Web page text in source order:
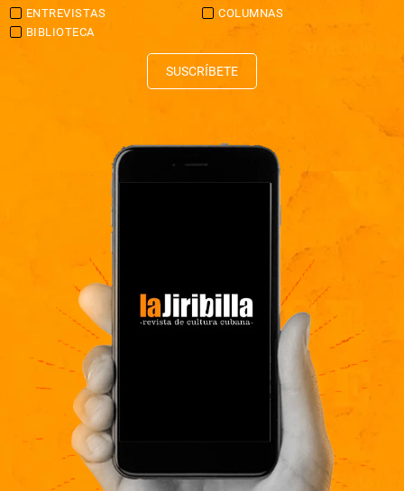
ENTREVISTAS
COLUMNAS
BIBLIOTECA
SUSCRÍBETE